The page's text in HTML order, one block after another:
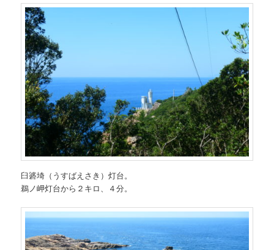
臼碆埼（うすばえさき）灯台。
鵜ノ岬灯台から２キロ、４分。